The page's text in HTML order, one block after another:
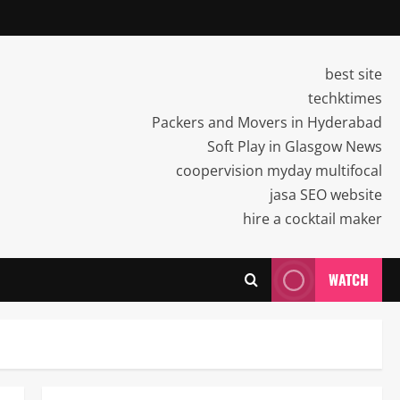
best site
techktimes
Packers and Movers in Hyderabad
Soft Play in Glasgow News
coopervision myday multifocal
jasa SEO website
hire a cocktail maker
WATCH